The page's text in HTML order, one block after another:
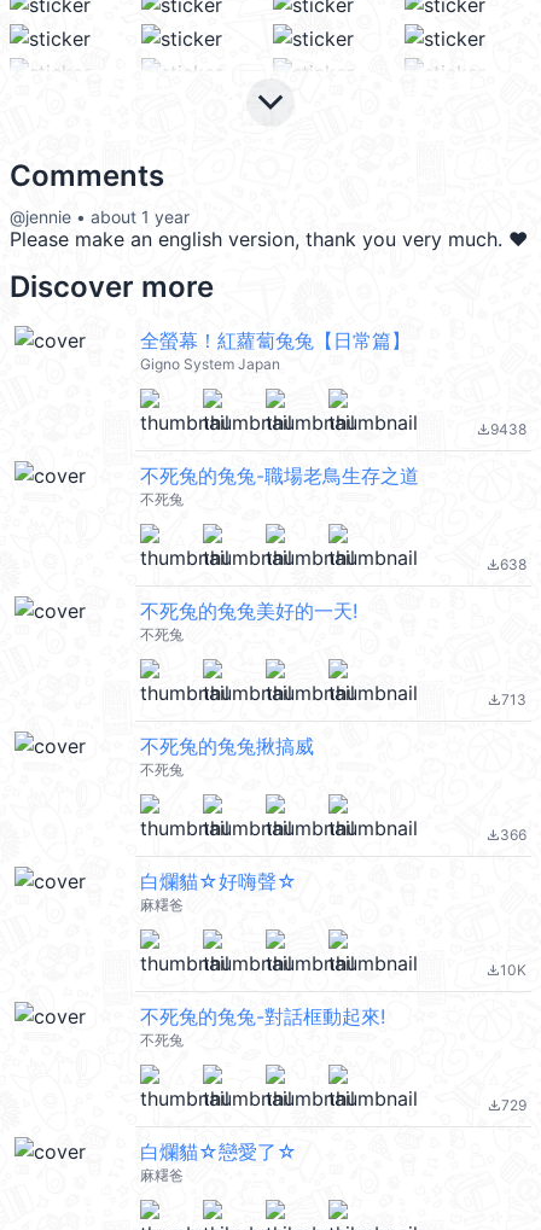
keyboard_arrow_down
Comments
@jennie • about 1 year
Please make an english version, thank you very much. ❤️
Discover more
全螢幕！紅蘿蔔兔兔【日常篇】
Gigno System Japan
file_download9438
不死兔的兔兔-職場老鳥生存之道
不死兔
file_download638
不死兔的兔兔美好的一天!
不死兔
file_download713
不死兔的兔兔揪搞威
不死兔
file_download366
白爛貓☆好嗨聲☆
麻糬爸
file_download10K
不死兔的兔兔-對話框動起來!
不死兔
file_download729
白爛貓☆戀愛了☆
麻糬爸